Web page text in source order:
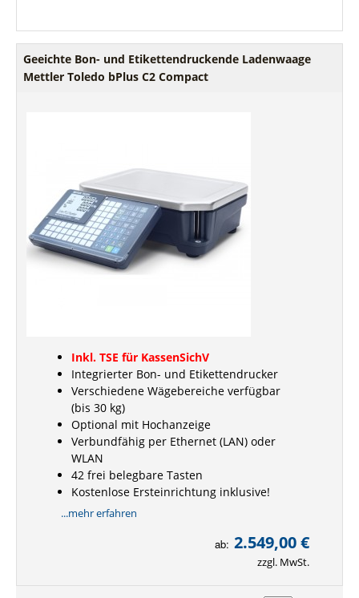
Geeichte Bon- und Etikettendruckende Ladenwaage
Mettler Toledo bPlus C2 Compact
Inkl. TSE für KassenSichV
Integrierter Bon- und Etikettendrucker
Verschiedene Wägebereiche verfügbar
(bis 30 kg)
Optional mit Hochanzeige
Verbundfähig per Ethernet (LAN) oder
WLAN
42 frei belegbare Tasten
Kostenlose Ersteinrichtung inklusive!
...mehr erfahren
ab: 2.549,00 €
zzgl. MwSt.